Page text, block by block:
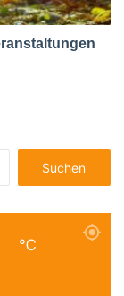
nach:
℃